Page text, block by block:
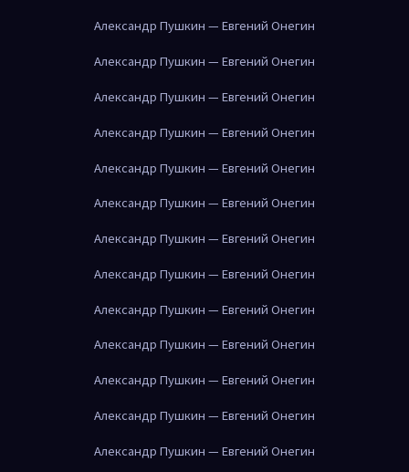
Александр Пушкин — Евгений Онегин
Александр Пушкин — Евгений Онегин
Александр Пушкин — Евгений Онегин
Александр Пушкин — Евгений Онегин
Александр Пушкин — Евгений Онегин
Александр Пушкин — Евгений Онегин
Александр Пушкин — Евгений Онегин
Александр Пушкин — Евгений Онегин
Александр Пушкин — Евгений Онегин
Александр Пушкин — Евгений Онегин
Александр Пушкин — Евгений Онегин
Александр Пушкин — Евгений Онегин
Александр Пушкин — Евгений Онегин